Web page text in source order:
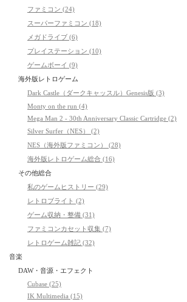
ファミコン (24)
スーパーファミコン (18)
メガドライブ (6)
プレイステーション (10)
ゲームボーイ (9)
海外版レトロゲーム
Dark Castle（ダークキャッスル）Genesis版 (3)
Monty on the run (4)
Mega Man 2 - 30th Anniversary Classic Cartridge (2)
Silver Surfer（NES） (2)
NES（海外版ファミコン） (28)
海外版レトロゲーム総合 (16)
その他総合
私のゲームヒストリー (29)
レトロブライト (2)
ゲーム収納・整備 (31)
ファミコンカセット収集 (7)
レトロゲーム雑記 (32)
音楽
DAW・音源・エフェクト
Cubase (25)
IK Multimedia (15)